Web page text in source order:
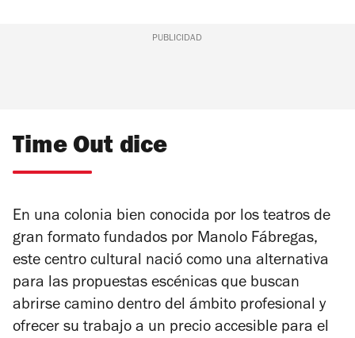
PUBLICIDAD
Time Out dice
En una colonia bien conocida por los teatros de
gran formato fundados por Manolo Fábregas,
este centro cultural nació como una alternativa
para las propuestas escénicas que buscan
abrirse camino dentro del ámbito profesional y
ofrecer su trabajo a un precio accesible para el